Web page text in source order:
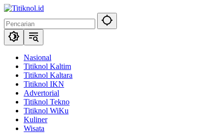
Langsung
konten
Nasional
Titiknol Kaltim
Titiknol Kaltara
Titiknol IKN
Advertorial
Titiknol Tekno
Titiknol WiKu
Kuliner
Wisata